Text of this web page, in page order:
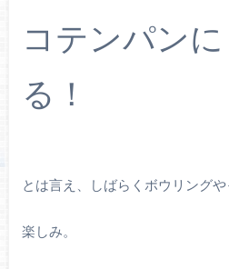
コテンパン
る！
とは言え、しばらくボウリングや
楽しみ。